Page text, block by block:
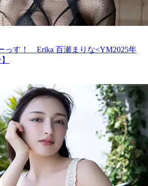
っす！ Erika 百瀬まりな<YM2025年